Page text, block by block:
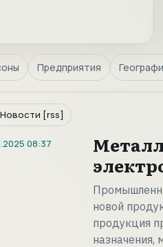
Предприятия
Новости [rss]
08:37
новой
продукция